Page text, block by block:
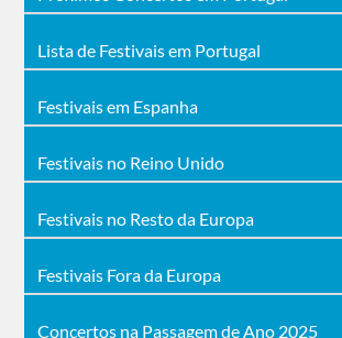
Lista de Festivais em Portugal
Festivais em Espanha
Festivais no Reino Unido
Festivais no Resto da Europa
Festivais Fora da Europa
Concertos na Passagem de Ano 2025